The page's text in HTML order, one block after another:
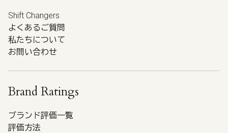
Shift Changers
よくあるご質問
私たちについて
お問い合わせ
Brand Ratings
ブランド評価一覧
評価方法